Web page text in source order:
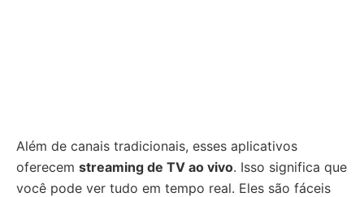
Além de canais tradicionais, esses aplicativos
oferecem streaming de TV ao vivo. Isso significa que
você pode ver tudo em tempo real. Eles são fáceis